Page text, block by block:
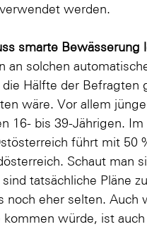
werden.
smarte Bewässerung
an solchen
Hälfte der Befragten
wäre. Vor allem
16- bis 39-Jährigen.
führt mit 50
Schaut man
tatsächliche Pläne
noch eher selten. Auch
würde, ist